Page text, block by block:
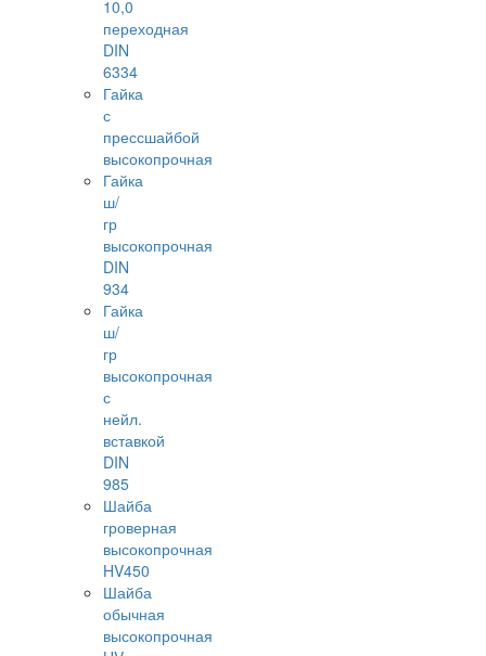
10,0
переходная
DIN
6334
Гайка
с
прессшайбой
высокопрочная
Гайка
ш/
гр
высокопрочная
DIN
934
Гайка
ш/
гр
высокопрочная
с
нейл.
вставкой
DIN
985
Шайба
гроверная
высокопрочная
HV450
Шайба
обычная
высокопрочная